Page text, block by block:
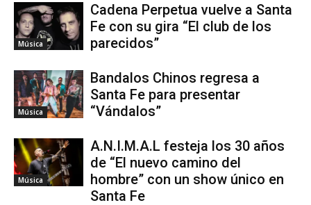
Música
Cadena Perpetua vuelve a Santa
Fe con su gira “El club de los
parecidos”
Música
Bandalos Chinos regresa a
Santa Fe para presentar
“Vándalos”
Música
A.N.I.M.A.L festeja los 30 años
de “El nuevo camino del
hombre” con un show único en
Santa Fe